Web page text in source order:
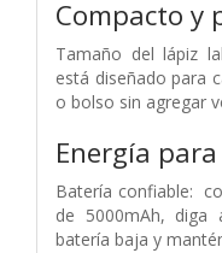
Compacto y
Tamaño del lápiz
está diseñado para
o bolso sin agregar
Energía
Batería confiable:
de 5000mAh, diga
batería baja y